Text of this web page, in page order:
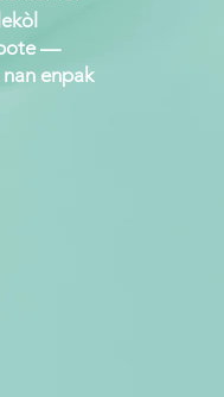
—
enpak